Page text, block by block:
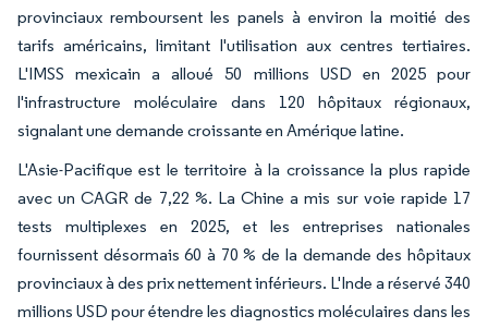
provinciaux remboursent les panels à environ la moitié des
tarifs américains, limitant l'utilisation aux centres tertiaires.
L'IMSS mexicain a alloué 50 millions USD en 2025 pour
l'infrastructure moléculaire dans 120 hôpitaux régionaux,
signalant une demande croissante en Amérique latine.
L'Asie-Pacifique est le territoire à la croissance la plus rapide
avec un CAGR de 7,22 %. La Chine a mis sur voie rapide 17
tests multiplexes en 2025, et les entreprises nationales
fournissent désormais 60 à 70 % de la demande des hôpitaux
provinciaux à des prix nettement inférieurs. L'Inde a réservé 340
millions USD pour étendre les diagnostics moléculaires dans les